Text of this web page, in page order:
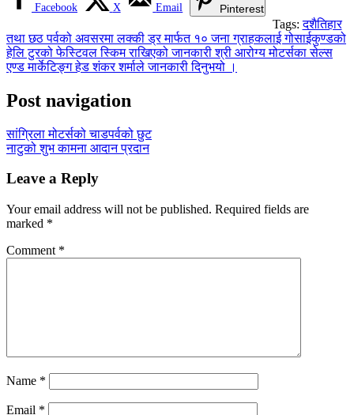
Facebook X Email Pinterest
Tags: दशैतिहार
तथा छठ पर्वको अवसरमा लक्की ड्र मार्फत १० जना ग्राहकलाई गोसाईकुण्डको
हेलि टुरको फेस्टिवल स्किम राखिएको जानकारी श्री आरोग्य मोटर्सका सेल्स
एण्ड मार्केटिङ्ग हेड शंकर शर्माले जानकारी दिनुभयो ।
Post navigation
सांग्रिला मोटर्सको चाडपर्वको छुट
नाटुको शुभ कामना आदान प्रदान
Leave a Reply
Your email address will not be published. Required fields are
marked *
Comment *
Name *
Email *